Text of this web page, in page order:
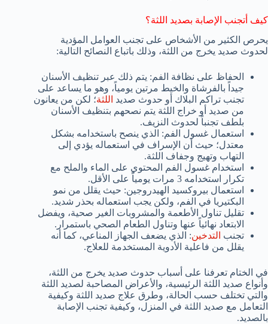
كيف أتجنب الإصابة بصديد اللثة؟
يحرص الكثير من الأشخاص على تجنب العوامل المؤدية
لحدوث صديد يخرج من اللثة، وذلك باتباع النصائح التالية:
الحفاظ على نظافة الفم: يتم ذلك عبر تنظيف الأسنان
جيداً بالفرشاة والخيط مرتين يومياً، وهو ما يساعد على
تجنب تراكم البلاك أو حدوث صديد اللثة؛ لكن من يعانون
من صديد أو خراج اللثة يتم نصحهم بتنظيف الأسنان
بلطف تجنباً لحدوث النزيف.
استعمال غسول الفم: الذي ينصح باستخدامه بشكل
معتدل؛ حيث أن الإسراف في استعماله يؤدي إلى
التهاب وتهيج وجفاف اللثة.
استخدام غسول الفم المحتوي على الماء والملح مع
تكرار استخدامه 3 مرات يومياً على الأقل.
استعمال بيروكسيد الهيدروجين: حيث يقلل من نمو
البكتيريا في الفم، ولكن يجب استعماله بحذر شديد.
تقليل تناول الأطعمة والمشروبات الغير صحية، ويفضل
الابتعاد نهائياً عنها وتناول الطعام الصحي باستمرار.
تجنب التدخين: الذي يضعف الجهاز المناعي، كما أنه
يقلل من فاعلية الأدوية المستخدمة للعلاج.
في الختام تعرفنا على أسباب حدوث صديد يخرج من اللثة،
وأنواع صديد اللثة الرئيسية، والأعراض المصاحبة لصديد اللثة
والتي تختلف حسب الحالة، وطرق علاج صديد اللثة وكيفية
التعامل مع صديد اللثة في المنزل، وكيفية تجنب الإصابة
بالصديد.